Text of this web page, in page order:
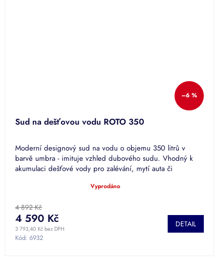
–6 %
Sud na dešťovou vodu ROTO 350
Moderní designový sud na vodu o objemu 350 litrů v
barvě umbra - imituje vzhled dubového sudu. Vhodný k
akumulaci dešťové vody pro zalévání, mytí auta či
produktu
je
5,0
z
5
Vyprodáno
4 892 Kč
3 793,40 Kč bez DPH
4 590 Kč DETAIL
Kód: 6932